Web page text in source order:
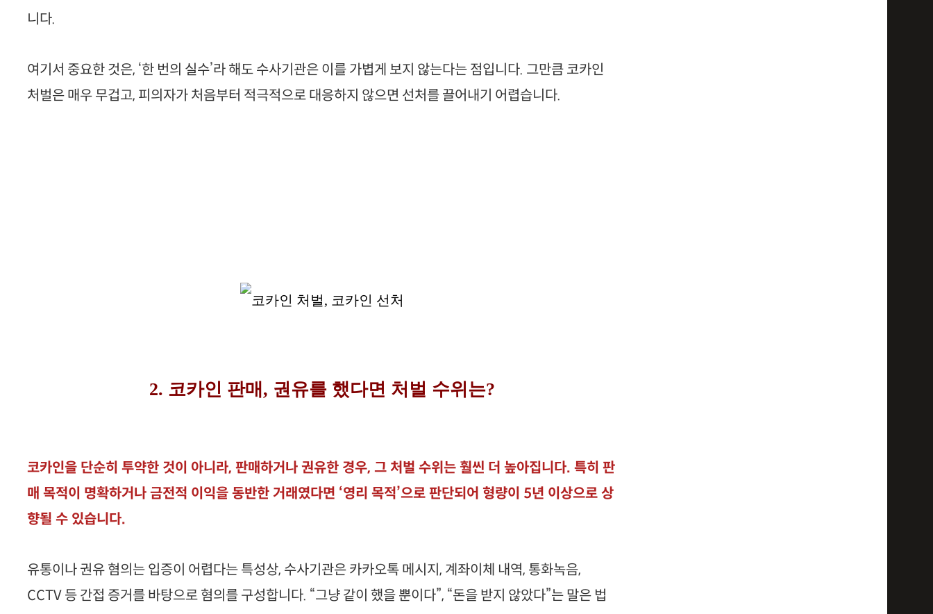
니다.
여기서 중요한 것은, ‘한 번의 실수’라 해도 수사기관은 이를 가볍게 보지 않는다는 점입니다. 그만큼 코카인
처벌은 매우 무겁고, 피의자가 처음부터 적극적으로 대응하지 않으면 선처를 끌어내기 어렵습니다.
2. 코카인 판매, 권유를 했다면 처벌 수위는?
코카인을 단순히 투약한 것이 아니라, 판매하거나 권유한 경우, 그 처벌 수위는 훨씬 더 높아집니다. 특히 판
매 목적이 명확하거나 금전적 이익을 동반한 거래였다면 ‘영리 목적’으로 판단되어 형량이 5년 이상으로 상
향될 수 있습니다.
유통이나 권유 혐의는 입증이 어렵다는 특성상, 수사기관은 카카오톡 메시지, 계좌이체 내역, 통화녹음,
CCTV 등 간접 증거를 바탕으로 혐의를 구성합니다. “그냥 같이 했을 뿐이다”, “돈을 받지 않았다”는 말은 법